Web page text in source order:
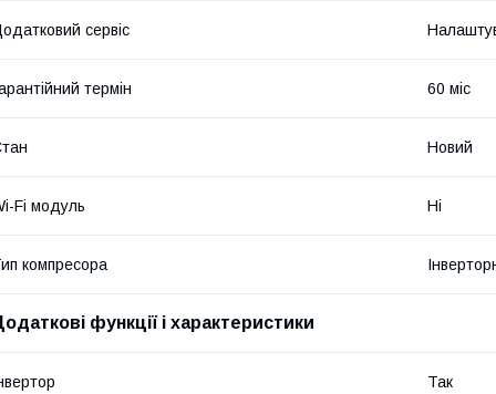
сервіс
термін 60 міс
Новий
Fi модуль Ні
компресора
функції і характеристики
Так